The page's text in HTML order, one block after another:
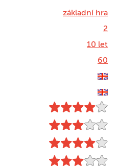
základní hra
2
10 let
60